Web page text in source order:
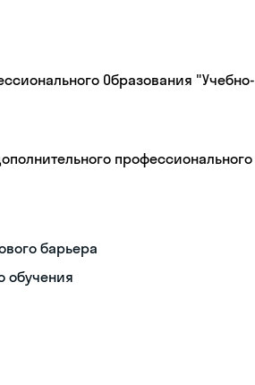
Образования "Учебно-
профессионального
барьера
обучения